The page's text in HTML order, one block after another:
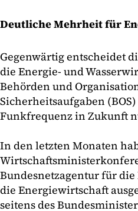
Deutliche Mehrheit für
Gegenwärtig entscheidet
die Energie- und
Behörden und
Sicherheitsaufgaben
Funkfrequenz in Zukunft
In den letzten Monaten
Bundesnetzagentur für
die Energiewirtschaft
seitens des